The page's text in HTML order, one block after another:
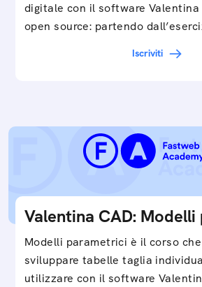
digitale con il software Valentina
open source: partendo
Iscriviti
Valentina CAD:
Modelli parametrici è il corso
sviluppare tabelle taglia
utilizzare con il software